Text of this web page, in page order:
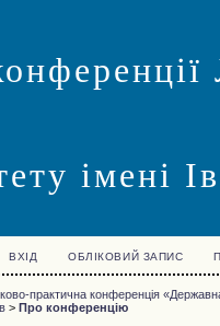
імені
ВХІД ОБЛІКОВИЙ ЗАПИС
практична конференція
> Про конференцію